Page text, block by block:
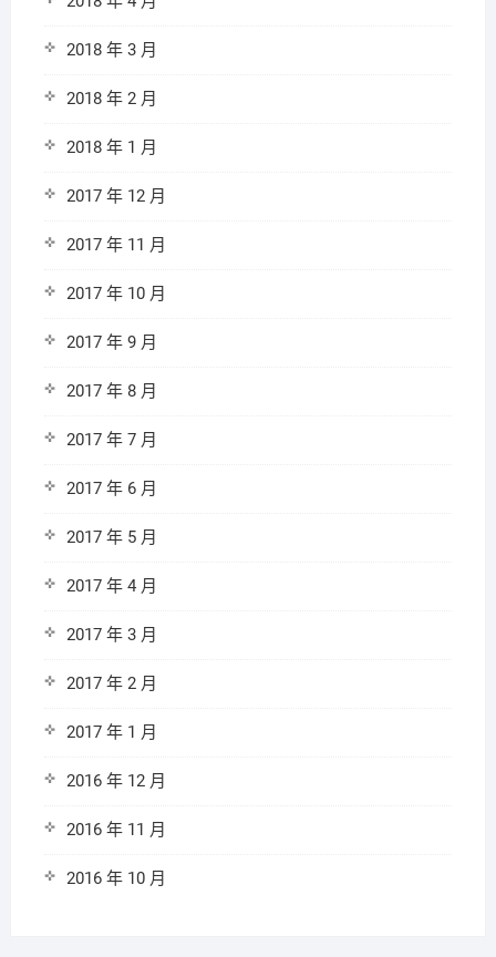
2018 年 3 月
2018 年 2 月
2018 年 1 月
2017 年 12 月
2017 年 11 月
2017 年 10 月
2017 年 9 月
2017 年 8 月
2017 年 7 月
2017 年 6 月
2017 年 5 月
2017 年 4 月
2017 年 3 月
2017 年 2 月
2017 年 1 月
2016 年 12 月
2016 年 11 月
2016 年 10 月